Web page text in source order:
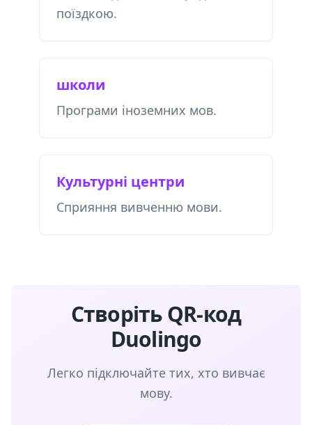
поїздкою.
школи
Програми іноземних мов.
Культурні центри
Сприяння вивченню мови.
Створіть QR-код
Duolingo
Легко підключайте тих, хто вивчає
мову.